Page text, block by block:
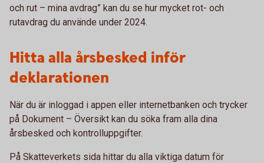
och rut – mina avdrag” kan du se hur mycket rot- och
rutavdrag du använde under 2024.
Hitta alla årsbesked inför
deklarationen
När du är inloggad i appen eller internetbanken och trycker
på Dokument – Översikt kan du söka fram alla dina
årsbesked och kontrolluppgifter.
På Skatteverkets sida hittar du alla viktiga datum för